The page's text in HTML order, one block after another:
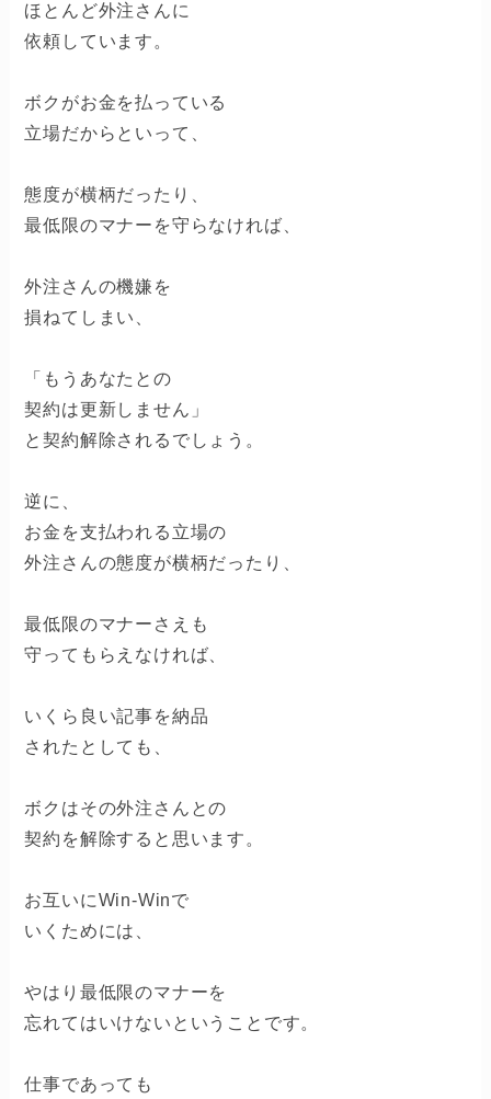
ほとんど外注さんに
依頼しています。
ボクがお金を払っている
立場だからといって、
態度が横柄だったり、
最低限のマナーを守らなければ、
外注さんの機嫌を
損ねてしまい、
「もうあなたとの
契約は更新しません」
と契約解除されるでしょう。
逆に、
お金を支払われる立場の
外注さんの態度が横柄だったり、
最低限のマナーさえも
守ってもらえなければ、
いくら良い記事を納品
されたとしても、
ボクはその外注さんとの
契約を解除すると思います。
お互いにWin-Winで
いくためには、
やはり最低限のマナーを
忘れてはいけないということです。
仕事であっても